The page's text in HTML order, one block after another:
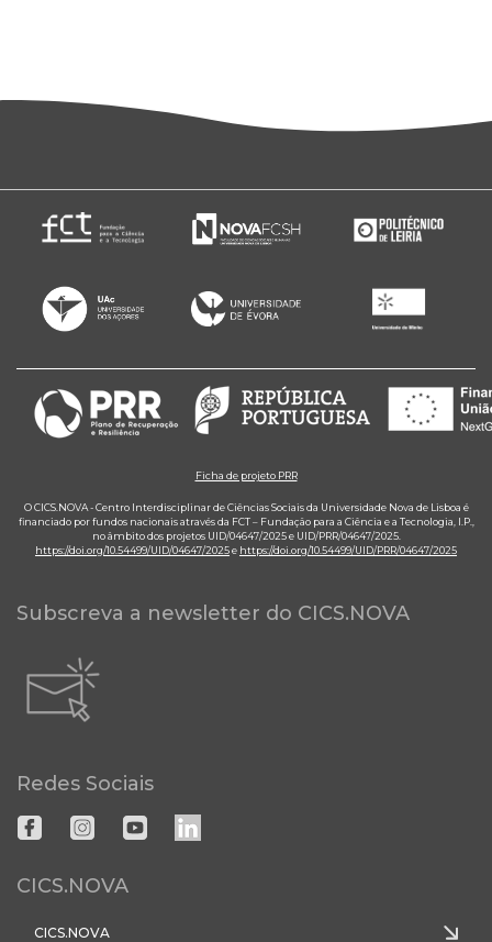
Ficha de projeto PRR
O CICS.NOVA - Centro Interdisciplinar de Ciências Sociais da Universidade Nova de Lisboa é
financiado por fundos nacionais através da FCT – Fundação para a Ciência e a Tecnologia, I.P.,
no âmbito dos projetos UID/04647/2025 e UID/PRR/04647/2025.
https://doi.org/10.54499/UID/04647/2025e https://doi.org/10.54499/UID/PRR/04647/2025
Subscreva a newsletter do CICS.NOVA
Redes Sociais
CICS.NOVA
CICS.NOVA